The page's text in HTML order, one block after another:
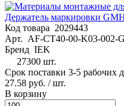
Держатель маркировки
Код товара 2029443
Арт. AF-CT40-00-K03-002-
Бренд IEK
27300 шт.
Срок поставки 3-5 рабочих
27.58 руб. / шт.
В корзину